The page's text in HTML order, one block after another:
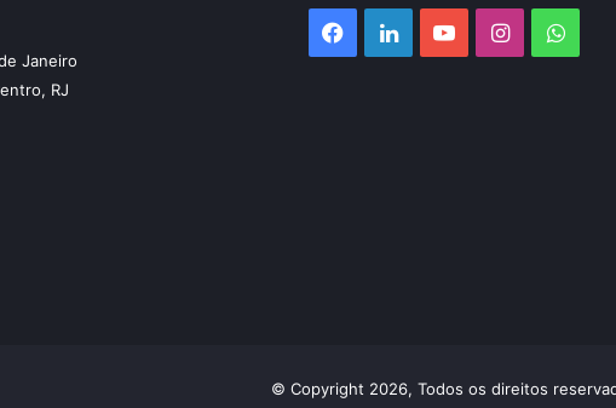
Janeiro
RJ
Facebook
LinkedinYouTubeInstagram
© Copyright 2026, Todos os direitos